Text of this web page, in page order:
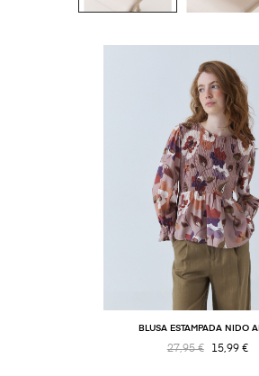
BLUSA ESTAMPADA NIDO
27,95 € 15,99 €